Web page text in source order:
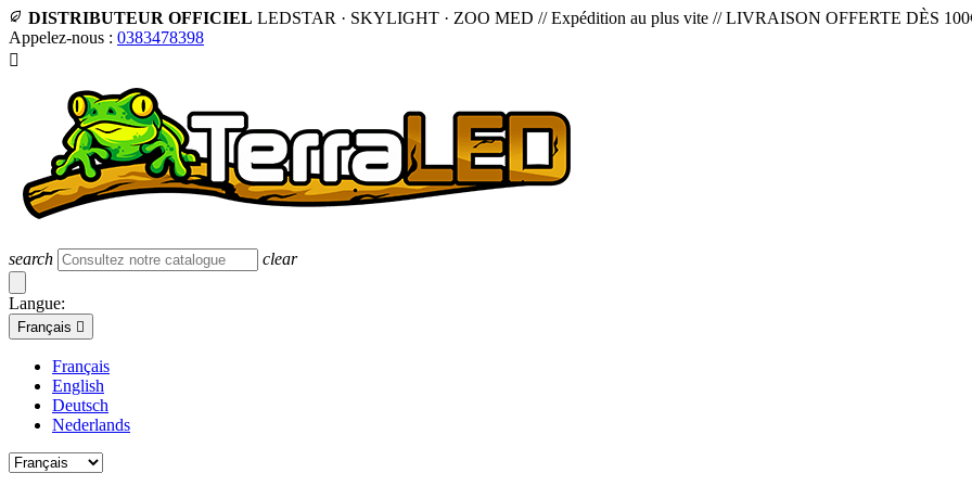
DISTRIBUTEUR OFFICIEL LEDSTAR · SKYLIGHT · ZOO MED // Expédition au plus vite // LIVRAISON OFFERTE DÈS
Appelez-nous : 0383478398

search clear
Langue:
Français 
Français
English
Deutsch
Nederlands